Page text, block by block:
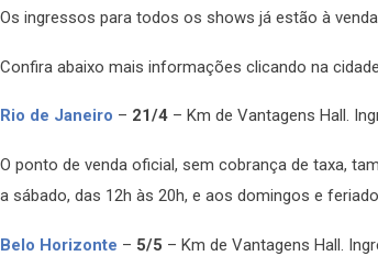
Os ingressos para todos os shows já estão à
Confira abaixo mais informações clicando na
Rio de Janeiro – 21/4 – Km de Vantagens Hall.
O ponto de venda oficial, sem cobrança de taxa,
a sábado, das 12h às 20h, e aos domingos e
Belo Horizonte – 5/5 – Km de Vantagens Hall.